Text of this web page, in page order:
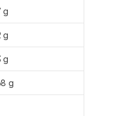
g
g
g
g